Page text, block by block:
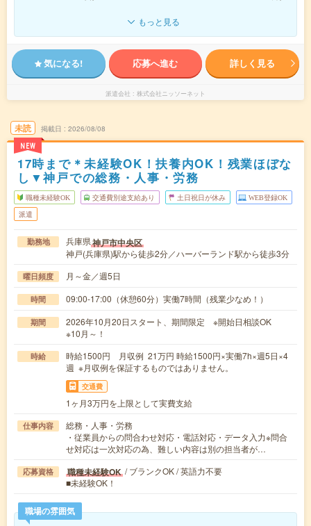
もっと見る
気になる! 応募へ進む 詳しく見る
派遣会社 株式会社ニッソーネット
未読
NEW
掲載日 2026/08/08
17時まで＊未経験OK！扶養内OK！残業ほぼな
し▼神戸での総務・人事・労務
職種未経験OK 交通費別途支給あり 土日祝日が休み WEB登録OK
派遣
勤務地 兵庫県神戸市中央区
神戸(兵庫県)駅から徒歩2分／ハーバーランド駅から徒歩3分
曜日頻度 月～金／週5日
時間 09:00-17:00（休憩60分）実働7時間（残業少なめ！）
期間
2026年10月20日スタート、期間限定 ※開始日相談OK
※10月～！
時給
時給1500円 月収例 21万円 時給1500円×実働7h×週5日×4
週 ※月収例を保証するものではありません。
交通費
1ヶ月3万円を上限として実費支給
仕事内容
総務・人事・労務
・従業員からの問合わせ対応・電話対応・データ入力※問合
せ対応は一次対応の為、難しい内容は別の担当者が…
応募資格 職種未経験OK / ブランクOK / 英語力不要
■未経験OK！
職場の雰囲気